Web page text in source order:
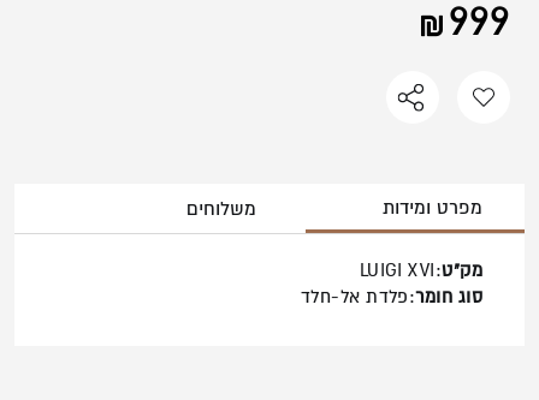
999
מפרט ומידות משלוחים
מק"ט:LUIGI XVI
סוג חומר:פלדת אל-חלד